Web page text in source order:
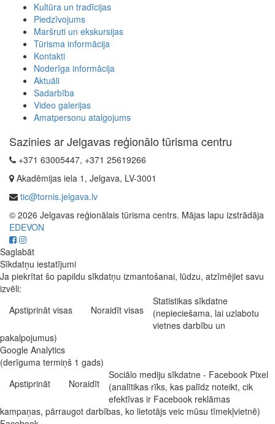
Kultūra un tradīcijas
Piedzīvojums
Maršruti un ekskursijas
Tūrisma informācija
Kontakti
Noderīga informācija
Aktuāli
Sadarbība
Video galerijas
Amatpersonu atalgojums
Sazinies ar Jelgavas reģionālo tūrisma centru
+371 63005447, +371 25619266
Akadēmijas iela 1, Jelgava, LV-3001
tic@tornis.jelgava.lv
© 2026 Jelgavas reģionālais tūrisma centrs. Mājas lapu izstrādāja
EDEVON
Saglabāt
Sīkdatņu iestatījumi
Ja piekrītat šo papildu sīkdatņu izmantošanai, lūdzu, atzīmējiet savu
izvēli:
Apstiprināt visas
Noraidīt visas
Statistikas sīkdatne
(nepieciešama, lai uzlabotu
vietnes darbību un
pakalpojumus)
Google Analytics
(derīguma termiņš 1 gads)
Apstiprināt
Noraidīt
Sociālo mediju sīkdatne - Facebook Pixel
(analītikas rīks, kas palīdz noteikt, cik
efektīvas ir Facebook reklāmas
kampaņas, pārraugot darbības, ko lietotājs veic mūsu tīmekļvietnē)